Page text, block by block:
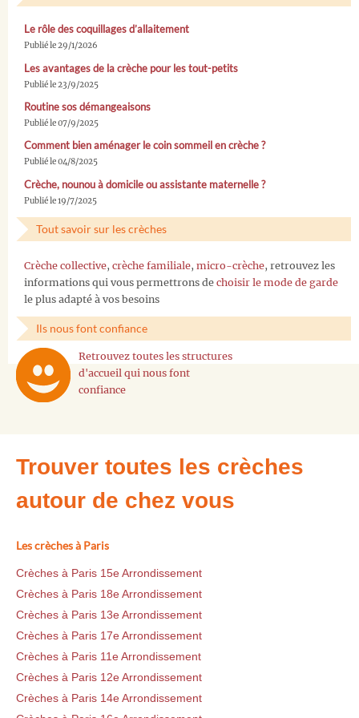
Le rôle des coquillages d’allaitement
Publié le 29/1/2026
Les avantages de la crèche pour les tout-petits
Publié le 23/9/2025
Routine sos démangeaisons
Publié le 07/9/2025
Comment bien aménager le coin sommeil en crèche ?
Publié le 04/8/2025
Crèche, nounou à domicile ou assistante maternelle ?
Publié le 19/7/2025
Tout savoir sur les crèches
Crèche collective, crèche familiale, micro-crèche, retrouvez les
informations qui vous permettrons de choisir le mode de garde
le plus adapté à vos besoins
Ils nous font confiance
Retrouvez toutes les structures
d'accueil qui nous font
confiance
Trouver toutes les crèches
autour de chez vous
Les crèches à Paris
Crèches à Paris 15e Arrondissement
Crèches à Paris 18e Arrondissement
Crèches à Paris 13e Arrondissement
Crèches à Paris 17e Arrondissement
Crèches à Paris 11e Arrondissement
Crèches à Paris 12e Arrondissement
Crèches à Paris 14e Arrondissement